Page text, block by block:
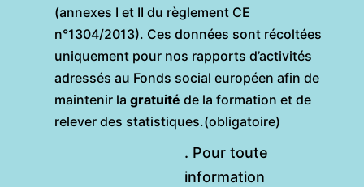
(annexes I et II du règlement CE
n°1304/2013). Ces données sont récoltées
uniquement pour nos rapports d’activités
adressés au Fonds social européen afin de
maintenir la gratuité de la formation et de
relever des statistiques.(obligatoire)
. Pour toute
information